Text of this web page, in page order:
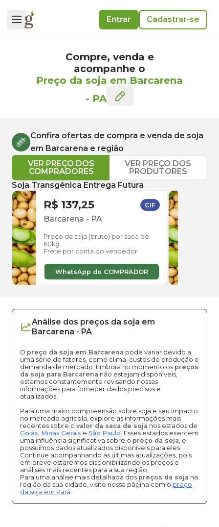
Entrar Cadastrar-se
Compre, venda e
acompanhe o
Preço da soja em Barcarena
- PA
Confira ofertas de compra e venda de soja
em Barcarena e região
VER PREÇO DOS
COMPRADORES
VER PREÇO DOS
PRODUTORES
Soja Transgênica Entrega Futura
R$ 137,25 CIF
Barcarena - PA
Preço da soja (bruto) por saca de
60kg
Frete por conta do vendedor
WhatsApp do COMPRADOR
Análise dos preços da soja em
Barcarena - PA
O preço da soja em Barcarena pode variar devido a
uma série de fatores, como clima, custos de produção e
demanda de mercado. Embora no momento os preços
da soja para Barcarena não estejam disponíveis,
estamos constantemente revisando nossas
informações para fornecer dados precisos e
atualizados.
Para uma maior compreensão sobre soja e seu impacto
no mercado agrícola, explore as informações mais
recentes sobre o valor da saca de soja nos estados de
Goiás, Minas Gerais e São Paulo. Esses estados exercem
uma influência significativa sobre o preço da soja, e
possuímos dados atualizados disponíveis para eles.
Continue acompanhando as últimas atualizações, pois
em breve estaremos disponibilizando os preços e
análises mais recentes para a sua região.
Para uma análise mais detalhada dos preços da soja na
região da sua cidade, visite nossa página com o preço
da soja em Pará.